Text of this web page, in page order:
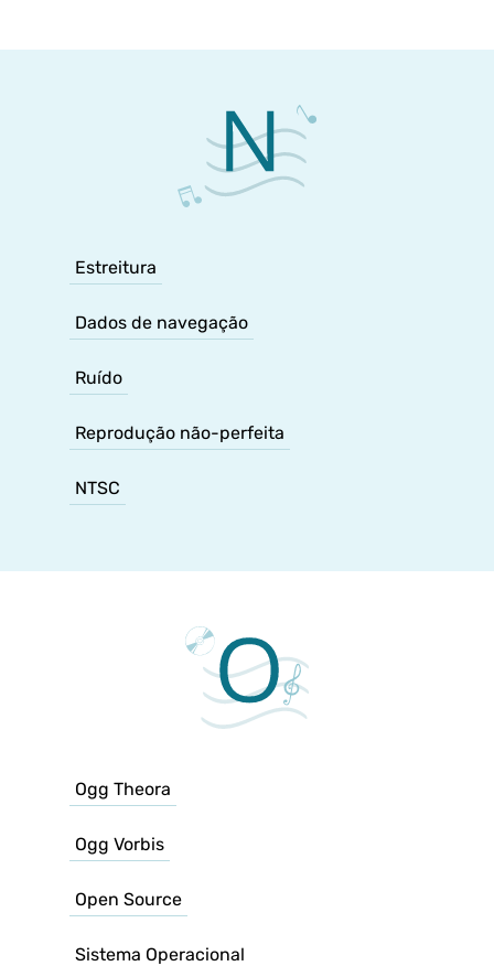
Estreitura
Dados de navegação
Ruído
Reprodução não-perfeita
NTSC
Ogg Theora
Ogg Vorbis
Open Source
Sistema Operacional